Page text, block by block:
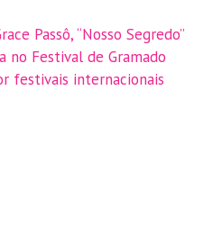
Passô, “Nosso Segredo”
no Festival de Gramado
festivais internacionais